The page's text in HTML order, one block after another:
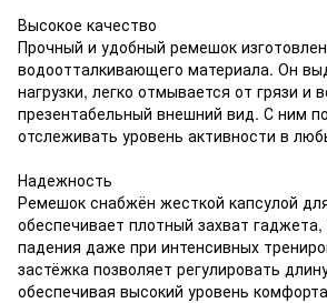
Высокое качество
Прочный и удобный ремешок
водоотталкивающего материала. Он
нагрузки, легко отмывается от грязи и
презентабельный внешний вид. С ним
отслеживать уровень активности в
Надежность
Ремешок снабжён жесткой капсулой
обеспечивает плотный захват гаджета,
падения даже при интенсивных
застёжка позволяет регулировать
обеспечивая высокий уровень